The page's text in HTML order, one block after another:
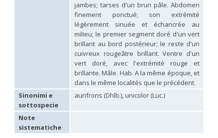
Linsenmaier, 1959
Móczár, 1964
Mocsáry, 1889
Balthasar, 1946
Christ, 1790
Hedychridium lampas austeritatumLinsenmaier, 1997
Hedychridium lampas cypriacumBalthasar, 1953
Arens, 2011
Linsenmaier, 1959
Linsenmaier, 1951
Hedychridium mediocrumLinsenmaier, 1987
Hedychridium minutissimum
Mercet, 1915
Hedychridium monochroum
Hedychridium moricei
Hedychridium moricei davydovi
Hedychridium mosadunenseLefeber, 1986
jambes; tarses d'un brun pâle. Abdomen
finement ponctué; son extrémité
légèrement sinuée et échancrée au
milieu; le premier segment doré d'un vert
brillant au bord postérieur; le reste d'un
cuivreux rougeâtre brillant. Ventre d'un
vert doré, avec l'extrémité rouge et
brillante. Mâle. Hab. A la même époque, et
dans le même localités que le précédent.
Sinonimi e
sottospecie
aurifrons (Dhlb.), unicolor (Luc.)
Note
sistematiche